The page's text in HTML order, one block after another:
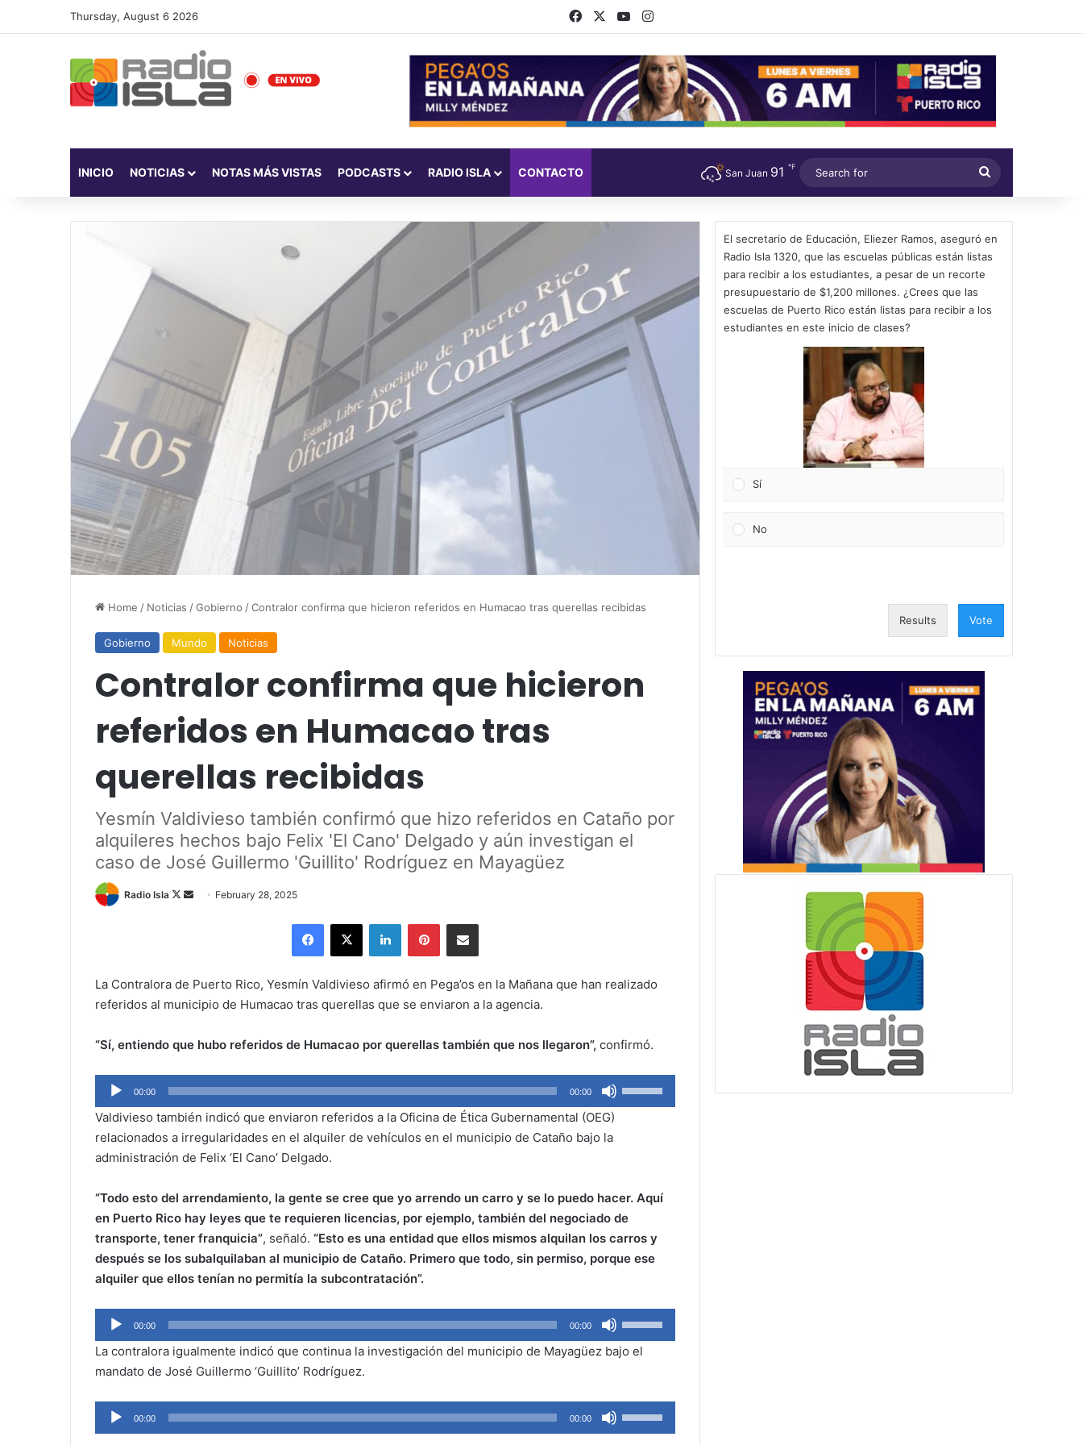
Thursday, August 6 2026 FacebookYouTubeInstagram
INICIO NOTICIAS NOTAS MÁS VISTAS PODCASTS RADIO ISLA CONTACTO San Juan 91 ℉
for
Home / Noticias /Gobierno /Contralor confirma que hicieron referidos en Humacao tras querellas recibidas
Gobierno Mundo Noticias
Contralor confirma que hicieron
referidos en Humacao tras
querellas recibidas
Yesmín Valdivieso también confirmó que hizo referidos en Cataño por
alquileres hechos bajo Felix 'El Cano' Delgado y aún investigan el
caso de José Guillermo 'Guillito' Rodríguez en Mayagüez
Radio Isla
Follow
Send February 28, 2025
Facebook
X LinkedInPinterestShare via Email
La Contralora de Puerto Rico, Yesmín Valdivieso afirmó en Pega’os en la Mañana que han realizado
referidos al municipio de Humacao tras querellas que se enviaron a la agencia.
“Sí, entiendo que hubo referidos de Humacao por querellas también que nos llegaron”, confirmó.
Audio
Player
00:00 00:00
Up/Down
or
decrease
volume.
Valdivieso también indicó que enviaron referidos a la Oficina de Ética Gubernamental (OEG)
relacionados a irregularidades en el alquiler de vehículos en el municipio de Cataño bajo la
administración de Felix ‘El Cano’ Delgado.
“Todo esto del arrendamiento, la gente se cree que yo arrendo un carro y se lo puedo hacer. Aquí
en Puerto Rico hay leyes que te requieren licencias, por ejemplo, también del negociado de
transporte, tener franquicia”, señaló. “Esto es una entidad que ellos mismos alquilan los carros y
después se los subalquilaban al municipio de Cataño. Primero que todo, sin permiso, porque ese
alquiler que ellos tenían no permitía la subcontratación”.
Audio
Player
00:00 00:00
Up/Down
Arrow
to
increase
La contralora igualmente indicó que continua la investigación del municipio de Mayagüez bajo el
mandato de José Guillermo ‘Guillito’ Rodríguez.
Audio
Player
00:00 00:00
Up/Down
El secretario de Educación, Eliezer Ramos, aseguró en
Radio Isla 1320, que las escuelas públicas están listas
para recibir a los estudiantes, a pesar de un recorte
presupuestario de $1,200 millones. ¿Crees que las
escuelas de Puerto Rico están listas para recibir a los
estudiantes en este inicio de clases?
Sí
No
Results Vote